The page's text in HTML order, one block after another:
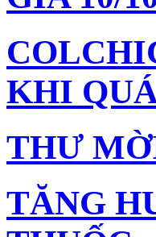
KHI
THƯ
TĂNG